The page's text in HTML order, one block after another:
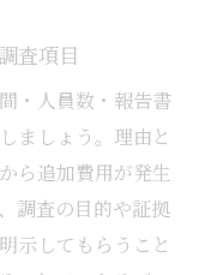
サポート体制
探偵事務所の
ケアの重要性
サポート内容
料に活用する
査項目
・人員数・報告書
ましょう。理由と
ら追加費用が発生
調査の目的や証拠
示してもらうこと